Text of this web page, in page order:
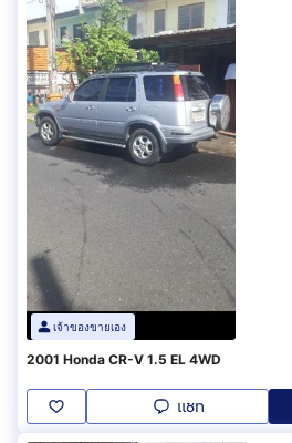
เจ้าของขายเอง
2001 Honda CR-V 1.5 EL 4WD
แชท